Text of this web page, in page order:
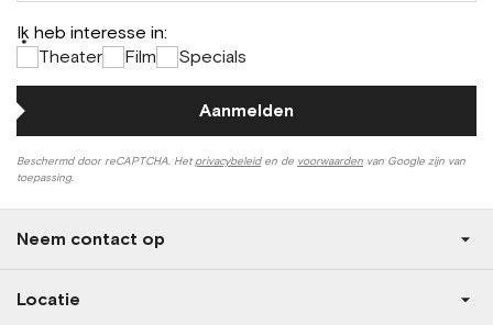
Ik heb interesse in:
*
Theater Film Specials
Aanmelden
Beschermd door reCAPTCHA. Het privacybeleiden de voorwaarden van Google zijn van
toepassing.
Neem contact op
Locatie